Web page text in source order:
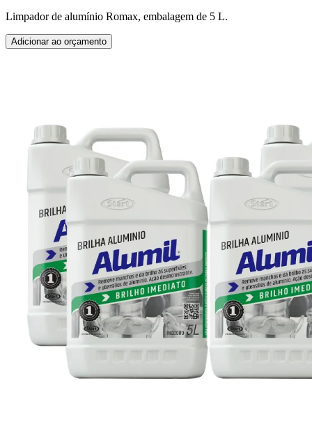
Limpador de alumínio Romax, embalagem de 5 L.
Adicionar ao orçamento